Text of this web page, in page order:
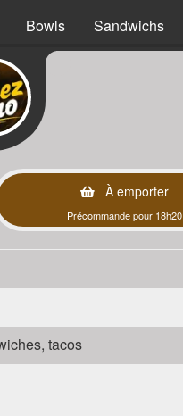
Bowls Sandwichs
À emporter
Précommande pour 18h20
tacos